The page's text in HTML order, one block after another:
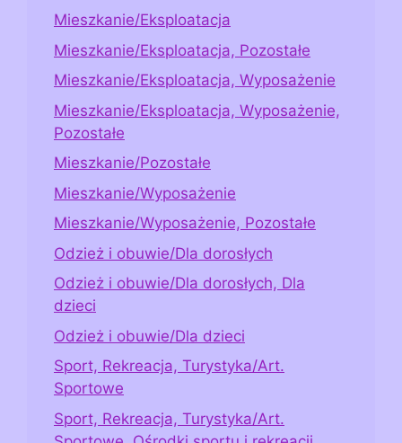
Mieszkanie/Eksploatacja
Mieszkanie/Eksploatacja, Pozostałe
Mieszkanie/Eksploatacja, Wyposażenie
Mieszkanie/Eksploatacja, Wyposażenie,
Pozostałe
Mieszkanie/Pozostałe
Mieszkanie/Wyposażenie
Mieszkanie/Wyposażenie, Pozostałe
Odzież i obuwie/Dla dorosłych
Odzież i obuwie/Dla dorosłych, Dla
dzieci
Odzież i obuwie/Dla dzieci
Sport, Rekreacja, Turystyka/Art.
Sportowe
Sport, Rekreacja, Turystyka/Art.